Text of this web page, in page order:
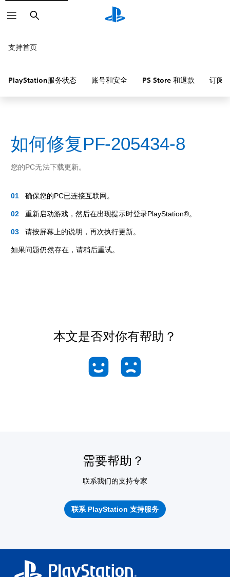
搜
索
支持首页
PlayStation服务状态 账号和安全 PS Store 和退款 订阅
如何修复PF-205434-8
您的PC无法下载更新。
确保您的PC已连接互联网。
重新启动游戏，然后在出现提示时登录PlayStation®。
请按屏幕上的说明，再次执行更新。
如果问题仍然存在，请稍后重试。
本文是否对你有帮助？
需要帮助？
联系我们的支持专家
联系 PlayStation 支持服务